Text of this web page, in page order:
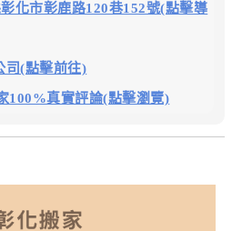
化市彰鹿路120巷152號(點擊導
司(點擊前往)
100%真實評論(點擊瀏覽)